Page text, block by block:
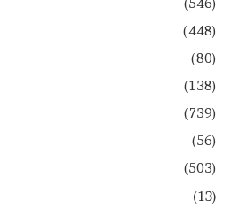
(546)
(448)
(80)
(138)
(739)
(56)
(503)
(13)